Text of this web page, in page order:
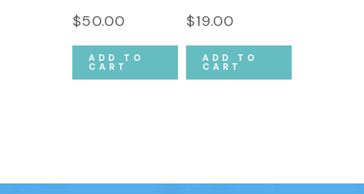
$50.00
ADD TO
CART
$19.00
ADD TO
CART